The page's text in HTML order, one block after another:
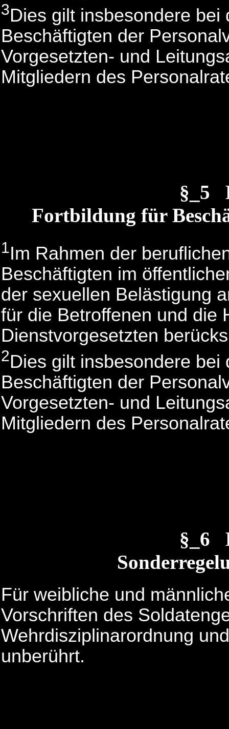
3Dies gilt insbesondere bei
Beschäftigten der
Vorgesetzten- und
Mitgliedern des
§_5
Fortbildung für
1Im Rahmen der
Beschäftigten im
der sexuellen Belästigung
für die Betroffenen und die
Dienstvorgesetzten
2Dies gilt insbesondere bei
Beschäftigten der
Vorgesetzten- und
Mitgliedern des
§_6
Für weibliche und
Vorschriften des
Wehrdisziplinarordnung
unberührt.